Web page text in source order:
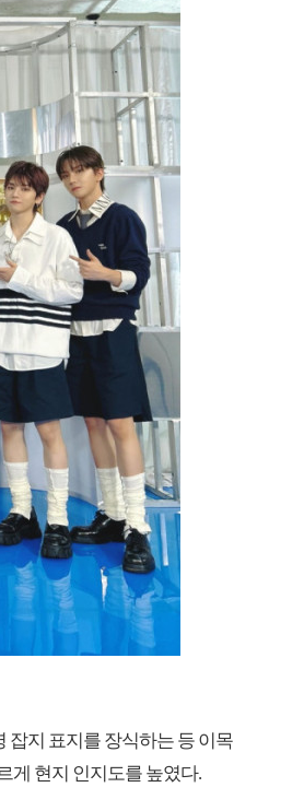
잡지 표지를 장식하는 등 이목
게 현지 인지도를 높였다.